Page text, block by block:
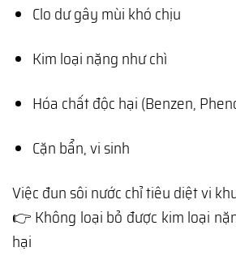
Clo dư gây mùi khó chịu
Kim loại nặng như chì
Hóa chất độc hại (Benzen,
Cặn bẩn, vi sinh
Việc đun sôi nước chỉ tiêu diệt vi
👉 Không loại bỏ được kim loại
hại